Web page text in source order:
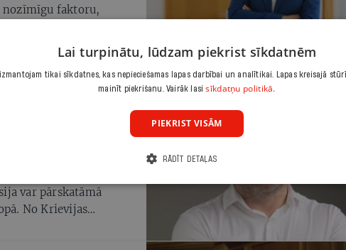
nozīmīgu faktoru,
tehnoloģiju
armija vai
valstis dažādi
var pārskatāmā
No Krievijas
Lai turpinātu, lūdzam piekrist sīkdatnēm
izmantojam tikai sīkdatnes, kas nepieciešamas lapas darbībai un analītikai. Lapas kreisajā
mainīt piekrišanu. Vairāk lasisīkdatņu politikā.
PIEKRIST VISĀM
RĀDĪT DETAĻAS